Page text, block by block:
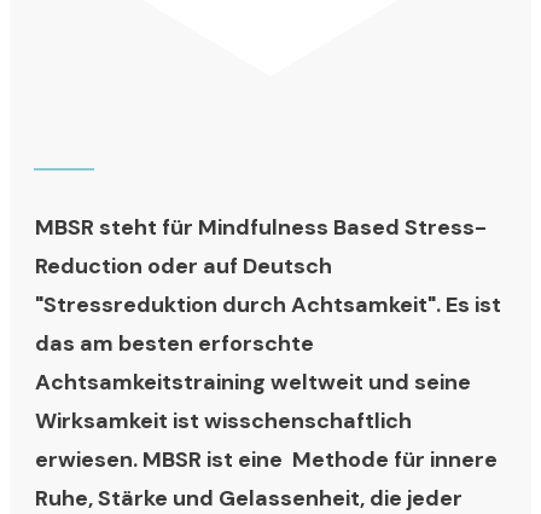
MBSR steht für Mindfulness Based Stress-
Reduction oder auf Deutsch
"Stressreduktion durch Achtsamkeit". Es ist
das am besten erforschte
Achtsamkeitstraining weltweit und seine
Wirksamkeit ist wisschenschaftlich
erwiesen. MBSR ist eine Methode für innere
Ruhe, Stärke und Gelassenheit, die jeder